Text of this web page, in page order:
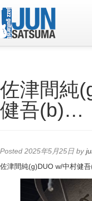
Live Schedule
Discography
Contact
佐津間純
健吾(b)…
Posted 2025年5月25日 by
佐津間純(g)DUO w/中村健吾